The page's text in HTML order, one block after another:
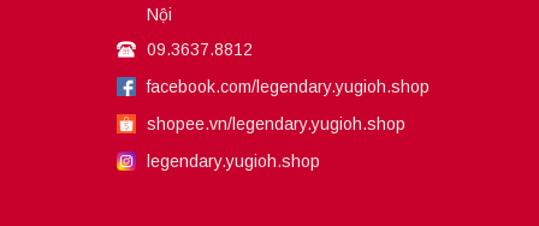
Nội
09.3637.8812
facebook.com/legendary.yugioh.shop
shopee.vn/legendary.yugioh.shop
legendary.yugioh.shop